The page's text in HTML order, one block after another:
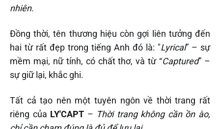
nhiên.
Đồng thời, tên thương hiệu còn gợi liên tưởng đến
hai từ rất đẹp trong tiếng Anh đó là: "Lyrical” – sự
mềm mại, nữ tính, có chất thơ, và từ “Captured” –
sự giữ lại, khắc ghi.
Tất cả tạo nên một tuyên ngôn về thời trang rất
riêng của LY'CAPT – Thời trang không cần ồn ào,